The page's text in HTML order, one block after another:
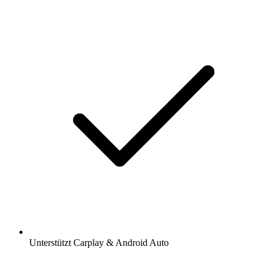
Unterstützt Carplay & Android Auto